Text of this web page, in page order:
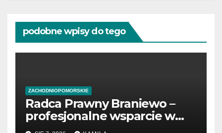
podobne wpisy do tego
ZACHODNIOPOMORSKIE
Radca Prawny Braniewo –
profesjonalne wsparcie w
sprawach prawnych